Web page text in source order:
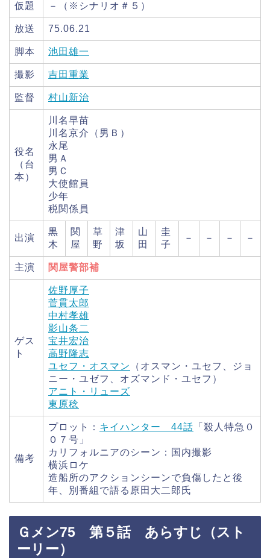
仮題 －（※シナリオ＃５）
放送 75.06.21
脚本 池田雄一
撮影 吉田重業
監督 村山新治
役名
（台
本）
川名早苗
川名京介（男Ｂ）
永尾
男Ａ
男Ｃ
大使館員
少年
税関係員
出演
黒
木
関
屋
草
野
津
坂
山
田
圭
子
－ － － －
主演 関屋警部補
ゲス
ト
佐野厚子
菅貫太郎
中村孝雄
影山条二
宝井宏治
高野隆志
ユセフ・オスマン
（オスマン・ユセフ、ジョ
ニー・ユゼフ、オズマンド・ユセフ）
アニト・リューズ
東原稔
備考
プロット： キイハンター 44話 「殺人特急０
０７号」
カリフォルニアのシーン：国内撮影
横浜ロケ
造船所のアクションシーンで負傷したと後
年、別番組で語る原田大二郎氏
Ｇメン75 第５話 あらすじ（スト
ーリー）